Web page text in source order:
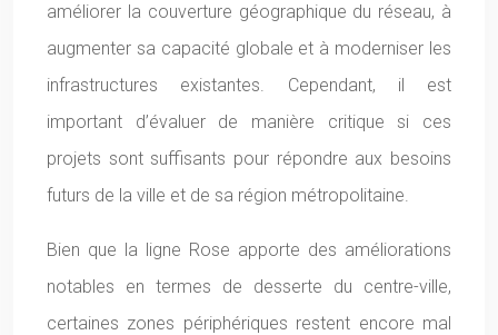
améliorer la couverture géographique du réseau, à
augmenter sa capacité globale et à moderniser les
infrastructures existantes. Cependant, il est
important d’évaluer de manière critique si ces
projets sont suffisants pour répondre aux besoins
futurs de la ville et de sa région métropolitaine.
Bien que la ligne Rose apporte des améliorations
notables en termes de desserte du centre-ville,
certaines zones périphériques restent encore mal